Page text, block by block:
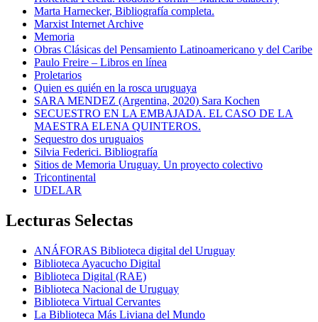
Marta Harnecker, Bibliografía completa.
Marxist Internet Archive
Memoria
Obras Clásicas del Pensamiento Latinoamericano y del Caribe
Paulo Freire – Libros en línea
Proletarios
Quien es quién en la rosca uruguaya
SARA MENDEZ (Argentina, 2020) Sara Kochen
SECUESTRO EN LA EMBAJADA. EL CASO DE LA
MAESTRA ELENA QUINTEROS.
Sequestro dos uruguaios
Silvia Federici. Bibliografía
Sitios de Memoria Uruguay. Un proyecto colectivo
Tricontinental
UDELAR
Lecturas Selectas
ANÁFORAS Biblioteca digital del Uruguay
Biblioteca Ayacucho Digital
Biblioteca Digital (RAE)
Biblioteca Nacional de Uruguay
Biblioteca Virtual Cervantes
La Biblioteca Más Liviana del Mundo